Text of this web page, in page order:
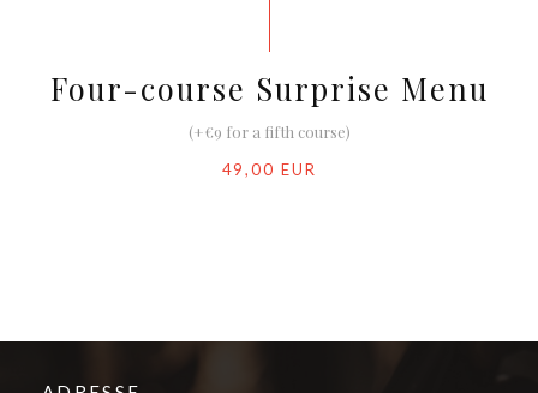
Four-course Surprise Menu
(+€9 for a fifth course)
49,00 EUR